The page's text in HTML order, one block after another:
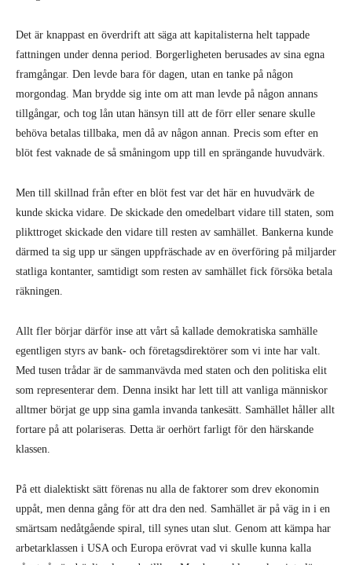
Det är knappast en överdrift att säga att kapitalisterna helt tappade
fattningen under denna period. Borgerligheten berusades av sina egna
framgångar. Den levde bara för dagen, utan en tanke på någon
morgondag. Man brydde sig inte om att man levde på någon annans
tillgångar, och tog lån utan hänsyn till att de förr eller senare skulle
behöva betalas tillbaka, men då av någon annan. Precis som efter en
blöt fest vaknade de så småningom upp till en sprängande huvudvärk.
Men till skillnad från efter en blöt fest var det här en huvudvärk de
kunde skicka vidare. De skickade den omedelbart vidare till staten, som
plikttroget skickade den vidare till resten av samhället. Bankerna kunde
därmed ta sig upp ur sängen uppfräschade av en överföring på miljarder
statliga kontanter, samtidigt som resten av samhället fick försöka betala
räkningen.
Allt fler börjar därför inse att vårt så kallade demokratiska samhälle
egentligen styrs av bank- och företagsdirektörer som vi inte har valt.
Med tusen trådar är de sammanvävda med staten och den politiska elit
som representerar dem. Denna insikt har lett till att vanliga människor
alltmer börjat ge upp sina gamla invanda tankesätt. Samhället håller allt
fortare på att polariseras. Detta är oerhört farligt för den härskande
klassen.
På ett dialektiskt sätt förenas nu alla de faktorer som drev ekonomin
uppåt, men denna gång för att dra den ned. Samhället är på väg in i en
smärtsam nedåtgående spiral, till synes utan slut. Genom att kämpa har
arbetarklassen i USA och Europa erövrat vad vi skulle kunna kalla